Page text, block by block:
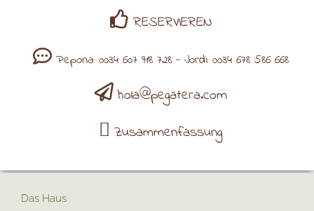
RESERVIEREN
Pepona: 0034 607 918 728 - Jordi: 0034 678 586 668
hola@pegatera.com
Zusammenfassung
Das Haus